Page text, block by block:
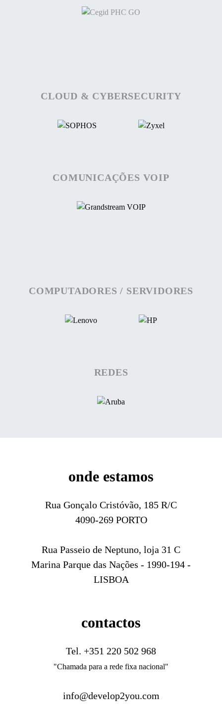
CLOUD & CYBERSECURITY
COMUNICAÇÕES VOIP
COMPUTADORES / SERVIDORES
REDES
onde estamos
Rua Gonçalo Cristóvão, 185 R/C
4090-269 PORTO
Rua Passeio de Neptuno, loja 31 C
Marina Parque das Nações - 1990-194 -
LISBOA
contactos
Tel. +351 220 502 968
"Chamada para a rede fixa nacional"
info@develop2you.com